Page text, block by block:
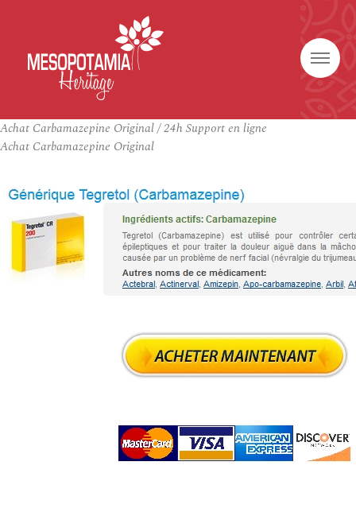
Achat Carbamazepine Original / 24h Support en ligne
Achat Carbamazepine Original